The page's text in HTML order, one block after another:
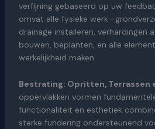
verfijning gebaseerd op uw
omvat alle fysieke
drainage installeren, verhardingen
bouwen, beplanten, en alle
werkelijkheid maken.
Bestrating: Opritten, Terrassen
oppervlakken vormen
functionaliteit en esthetiek
sterke fundering ondersteunend